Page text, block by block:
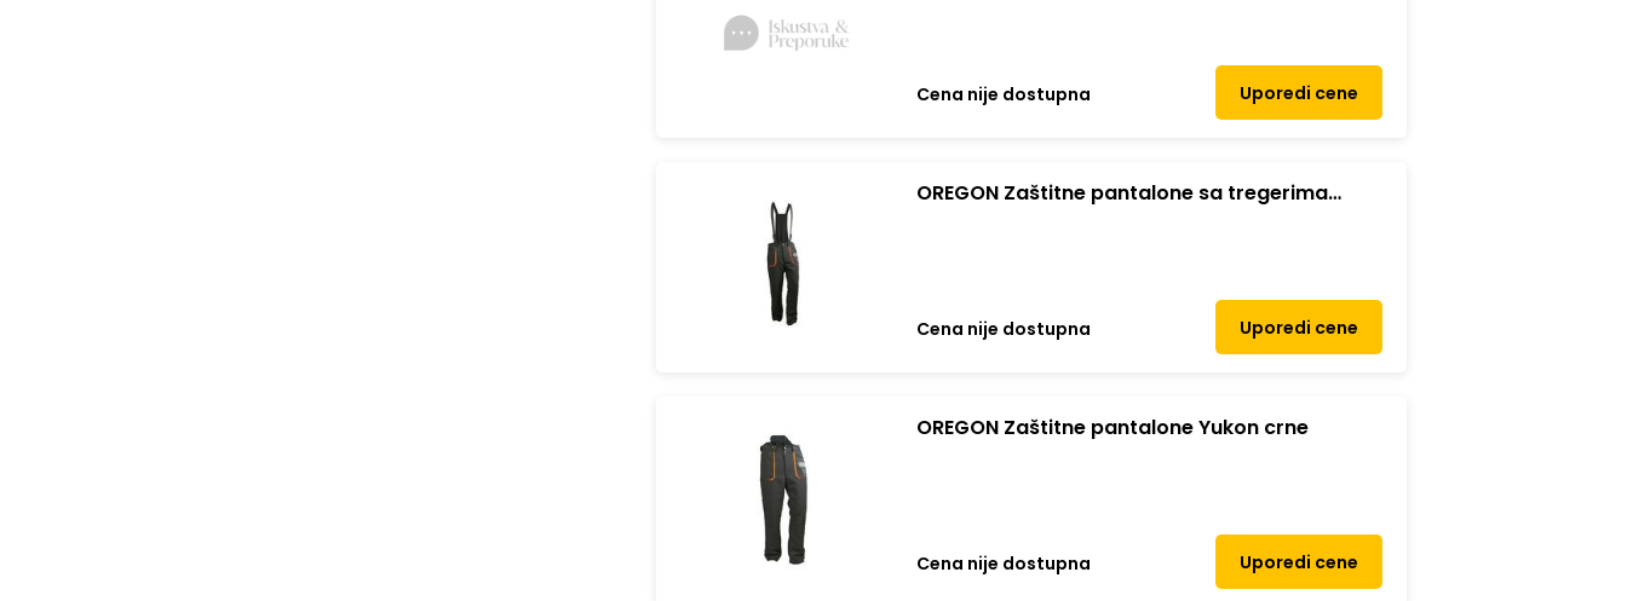
Cena nije dostupna Uporedi cene
OREGON Zaštitne pantalone sa tregerima
Cena nije dostupna Uporedi cene
OREGON Zaštitne pantalone Yukon crne
Cena nije dostupna Uporedi cene